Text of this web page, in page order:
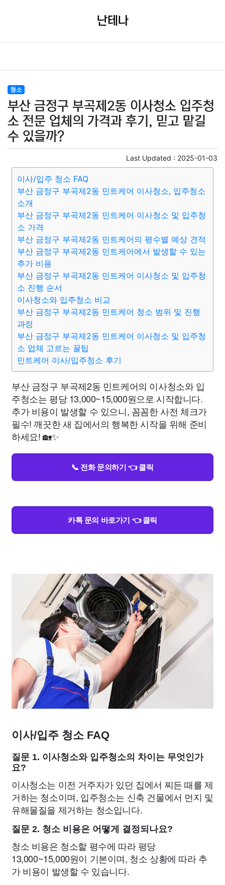
난테나
청소
부산 금정구 부곡제2동 이사청소 입주청
소 전문 업체의 가격과 후기, 믿고 맡길
수 있을까?
Last Updated : 2025-01-03
이사/입주 청소 FAQ
부산 금정구 부곡제2동 민트케어 이사청소, 입주청소
소개
부산 금정구 부곡제2동 민트케어 이사청소 및 입주청
소 가격
부산 금정구 부곡제2동 민트케어의 평수별 예상 견적
부산 금정구 부곡제2동 민트케어에서 발생할 수 있는
추가 비용
부산 금정구 부곡제2동 민트케어 이사청소 및 입주청
소 진행 순서
이사청소와 입주청소 비교
부산 금정구 부곡제2동 민트케어 청소 범위 및 진행
과정
부산 금정구 부곡제2동 민트케어 이사청소 및 입주청
소 업체 고르는 꿀팁
민트케어 이사/입주청소 후기
부산 금정구 부곡제2동 민트케어의 이사청소와 입
주청소는 평당 13,000~15,000원으로 시작합니다.
추가 비용이 발생할 수 있으니, 꼼꼼한 사전 체크가
필수! 깨끗한 새 집에서의 행복한 시작을 위해 준비
하세요! 🏡✨
📞 전화 문의하기 👈 클릭
카톡 문의 바로가기 👈 클릭
이사/입주 청소 FAQ
질문 1. 이사청소와 입주청소의 차이는 무엇인가
요?
이사청소는 이전 거주자가 있던 집에서 찌든 때를 제
거하는 청소이며, 입주청소는 신축 건물에서 먼지 및
유해물질을 제거하는 청소입니다.
질문 2. 청소 비용은 어떻게 결정되나요?
청소 비용은 청소할 평수에 따라 평당
13,000~15,000원이 기본이며, 청소 상황에 따라 추
가 비용이 발생할 수 있습니다.